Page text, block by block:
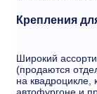
Крепления
Широкий
(продаются
на квадроцикле,
автофургоне и